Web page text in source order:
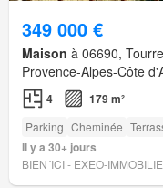
349 000 €
Maison à 06690,
Provence-Alpes-Côte
4 179 m²
Parking Cheminée
Il y a 30+ jours
BIEN´ICI - EXEO-